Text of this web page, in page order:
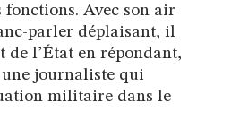
fonctions. Avec son air
parler déplaisant, il
l’État en répondant,
journaliste qui
militaire dans le